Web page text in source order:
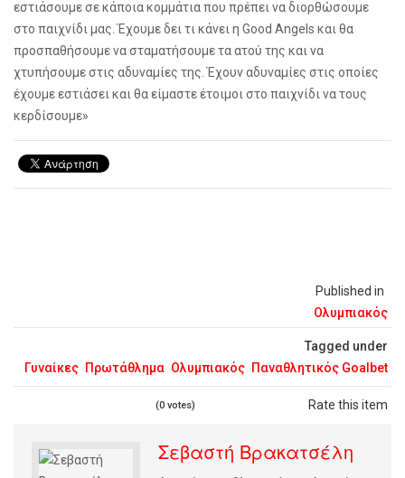
Published in
Ολυμπιακός
Tagged under
Γυναίκες Πρωτάθλημα Ολυμπιακός Παναθλητικός Goalbet
Rate this item
(0 votes)
εστιάσουμε σε κάποια κομμάτια που πρέπει να διορθώσουμε
στο παιχνίδι μας. Έχουμε δει τι κάνει η Good Angels και θα
προσπαθήσουμε να σταματήσουμε τα ατού της και να
χτυπήσουμε στις αδυναμίες της. Έχουν αδυναμίες στις οποίες
έχουμε εστιάσει και θα είμαστε έτοιμοι στο παιχνίδι να τους
κερδίσουμε»
Σεβαστή Βρακατσέλη